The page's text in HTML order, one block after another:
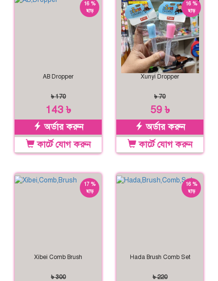
16 %
ছাড়
AB Dropper
৳ 170
143 ৳
অর্ডার করুন
কার্টে যোগ করুন
16 %
ছাড়
Xunyi Dropper
৳ 70
59 ৳
অর্ডার করুন
কার্টে যোগ করুন
17 %
ছাড়
Xibei Comb Brush
৳ 300
16 %
ছাড়
Hada Brush Comb Set
৳ 220